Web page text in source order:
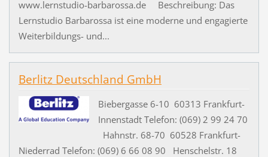
www.lernstudio-barbarossa.de Beschreibung: Das
Lernstudio Barbarossa ist eine moderne und engagierte
Weiterbildungs- und...
Berlitz Deutschland GmbH
Biebergasse 6-10 60313 Frankfurt-
Innenstadt Telefon: (069) 2 99 24 70
Hahnstr. 68-70 60528 Frankfurt-
Niederrad Telefon: (069) 6 66 08 90 Henschelstr. 18